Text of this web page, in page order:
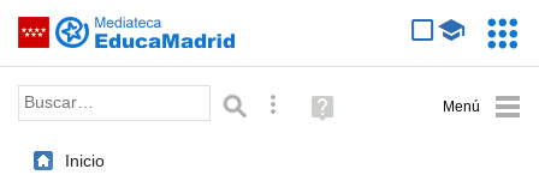
Saltar navegación
Palabra o frase: Búsqueda avanzada
Ayuda
(en
Inicio